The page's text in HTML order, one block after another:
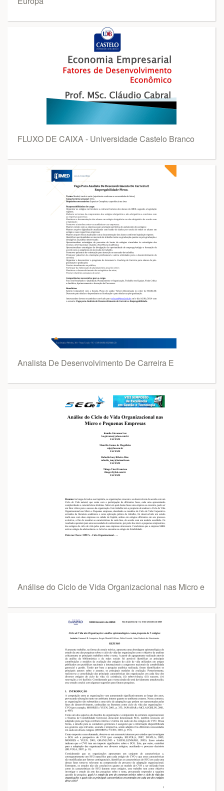
FLUXO DE CAIXA - Universidade Castelo Branco
Analista De Desenvolvimento De Carreira E
Análise do Ciclo de Vida Organizacional nas Micro e